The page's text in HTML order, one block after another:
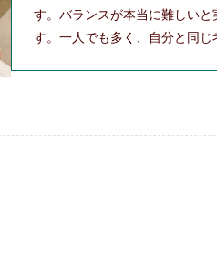
す。バランスが本当に難しい
す。一人でも多く、自分と同じ